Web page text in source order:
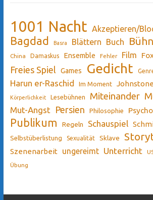
1001 Nacht Akzeptieren/
Bagdad Basra Blättern Buch
China Damaskus Ensemble Fehler Film
Freies Spiel Games Gedicht
Harun er-Raschid Im Moment
Körperlichkeit Lesebühnen Miteinander
Mut-Angst Persien Philosophie
Publikum Regeln Schauspiel
Selbstüberlistung Sexualität Sklave
Szenenarbeit ungereimt Unterricht
Übung